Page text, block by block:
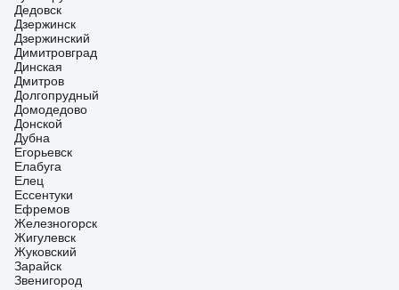
Дедовск
Дзержинск
Дзержинский
Димитровград
Динская
Дмитров
Долгопрудный
Домодедово
Донской
Дубна
Егорьевск
Елабуга
Елец
Ессентуки
Ефремов
Железногорск
Жигулевск
Жуковский
Зарайск
Звенигород